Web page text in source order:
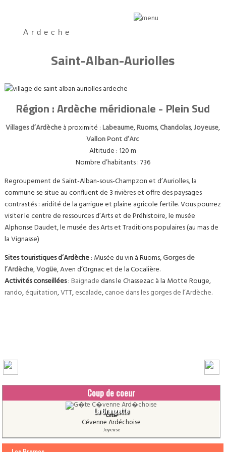
Ardeche
Saint-Alban-Auriolles
Région : Ardèche méridionale - Plein Sud
Villages d’Ardècheà proximité :Labeaume,Ruoms,Chandolas,Joyeuse,
Vallon Pont d’Arc
Altitude : 120 m
Nombre d’habitants : 736
Regroupement de Saint-Alban-sous-Champzon et d’Auriolles, la
commune se situe au confluent de 3 rivières et offre des paysages
contrastés : aridité de la garrigue et plaine agricole fertile. Vous pourrez
visiter le centre de ressources d’Arts et de Préhistoire, le musée
Alphonse Daudet, le musée des Arts et Traditions populaires (au mas de
la Vignasse)
Sites touristiques d’Ardèche: Musée du vin à Ruoms,Gorges de
l’Ardèche,Vogüe, Aven d’Orgnac et de la Cocalière.
Activités conseillées:Baignadedans le Chassezac à la Motte Rouge,
rando,équitation,VTT,escalade,canoe dans les gorges de l’Ardèche.
Coup de coeur
La Grangette
Gîte
Cévenne Ardéchoise
Joyeuse